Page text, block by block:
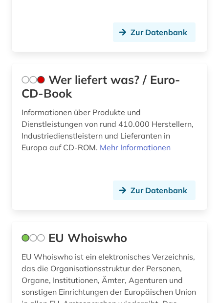
multimedia (1)
naturwissenschaft (1)
niedersachsen (1)
ort (1)
osteuropa (1)
palliative einrichtung (1)
Zur Datenbank
Wer liefert was? / Euro-
CD-Book
Informationen über Produkte und
Dienstleistungen von rund 410.000 Herstellern,
Industriedienstleistern und Lieferanten in
Europa auf CD-ROM. Mehr Informationen
Zur Datenbank
EU Whoiswho
EU Whoiswho ist ein elektronisches Verzeichnis,
das die Organisationsstruktur der Personen,
Organe, Institutionen, Ämter, Agenturen und
sonstigen Einrichtungen der Europäischen Union